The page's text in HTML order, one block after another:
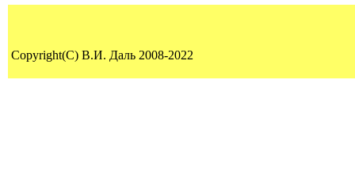
Copyright(C) В.И. Даль 2008-2022